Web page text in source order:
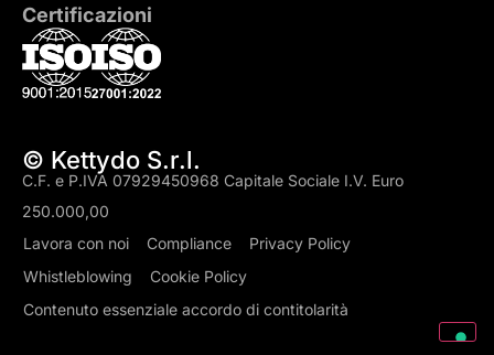
Certificazioni
© Kettydo S.r.l.
C.F. e P.IVA 07929450968 Capitale Sociale I.V. Euro
250.000,00
Lavora con noi
Compliance
Privacy Policy
Whistleblowing
Cookie Policy
Contenuto essenziale accordo di contitolarità